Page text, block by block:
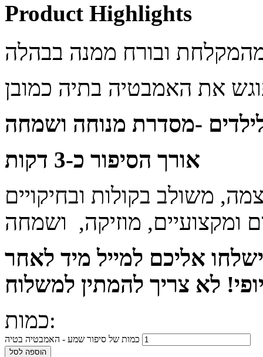
Product Highlights
-מסדרת מנוחה ושמחה
אורך הסיפור כ-3 דקות
משולב בקולות ובחיקויים
ומקצועיים, מוזיקה, ושמחה
אליכם למייל מיד לאחר
כמות:
כמות של סיפור שמע - האמבטיה בטיה
הוספה לסל